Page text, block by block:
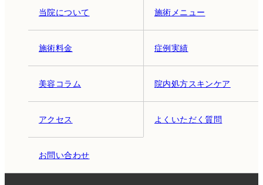
当院について 施術メニュー
施術料金 症例実績
美容コラム 院内処方スキンケア
アクセス よくいただく質問
お問い合わせ